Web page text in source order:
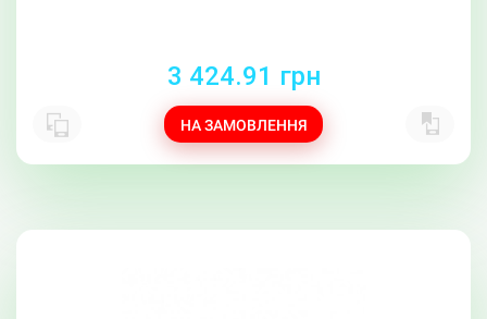
3 424.91 грн
НА ЗАМОВЛЕННЯ